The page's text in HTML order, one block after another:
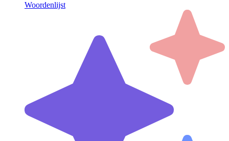
Woordenlijst